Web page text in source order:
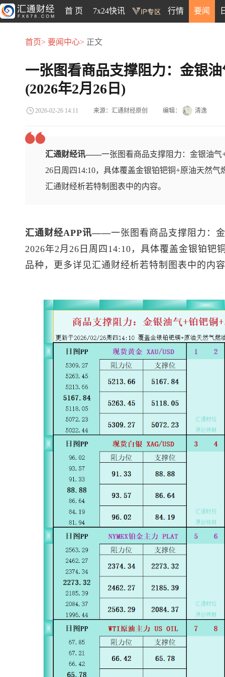
首 页 7x24快讯 行情 要闻
首页> 要闻中心> 正文
一张图看商品支撑阻力：金银
(2026年2月26日)
2026-02-26 14:11 来源：汇通财经原创 编辑： 清逸
汇通财经讯——一张图看商品支撑阻力：金银油气
26日周四14:10，具体覆盖金银铂钯铜+原油天然
汇通财经析若特制图表中的内容。
汇通财经APP讯——一张图看商品支撑阻力：
2026年2月26日周四14:10，具体覆盖金银铂钯
品种，更多详见汇通财经析若特制图表中的内